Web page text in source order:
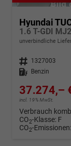
Hyundai
1.6 T-GDI
unverbindliche
Fahrzeugnr. 1327003
Kraftstoff
Benzin
37.274,–
incl. 19% MwSt.
Verbrauch
CO2-Klasse: F
CO2-Emissionen: